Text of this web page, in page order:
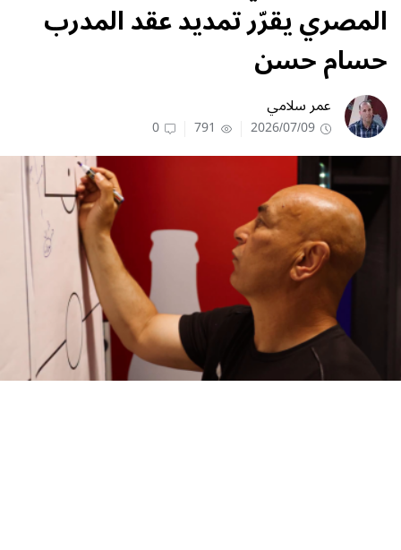
المصري يقرّر تمديد عقد المدرب
حسام حسن
عمر سلامي
2026/07/09
791
0